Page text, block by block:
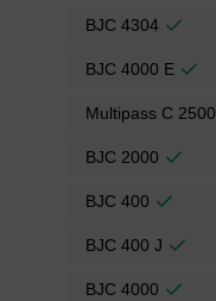
BJC 4304
BJC 4000 E
Multipass C 2500
BJC 2000
BJC 400
BJC 400 J
BJC 4000